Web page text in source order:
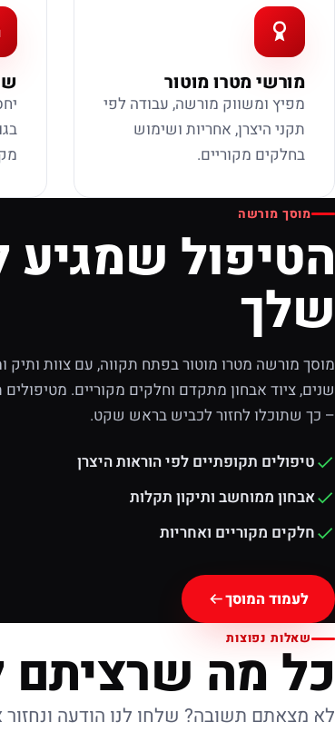
מורשי מטרו מוטור
מפיץ ומשווק מורשה, עבודה לפי
תקני היצרן, אחריות ושימוש
בחלקים מקוריים.
מוסך מורשה
הטיפול שמגיע
שלך
מוסך מורשה מטרו מוטור בפתח תקווה, עם צוות ותיק
שנים, ציוד אבחון מתקדם וחלקים מקוריים. מטיפולים
– כך שתוכלו לחזור לכביש בראש שקט.
טיפולים תקופתיים לפי הוראות היצרן
אבחון ממוחשב ותיקון תקלות
חלקים מקוריים ואחריות
לעמוד המוסך
שאלות נפוצות
כל מה
לא מצאתם תשובה? שלחו לנו הודעה ונחזור